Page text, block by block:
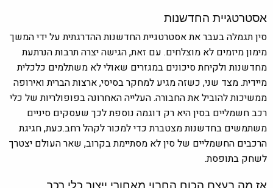
אסטרטגיית החדשנות
סין תגמלה בעבר את אסטרטגיית החדשנות ההדרגתית על ידי המשך
מימון מיזמים לא מוצלחים. עם זאת, הגישה יצרה תרבות הנרתעת
מחדשנות ולקיחת סיכונים במגזרים שאולי לא משתלמים כלכלית
מיידית. מצד שני, כשזה מגיע למחקר בסיסי, ארצות הברית ואירופה
ממשיכות להוביל את החבורה. העלייה האחרונה בפופולריות של כלי
רכב חשמליים בסין היא רק דוגמה נוספת לכך שעסקים סיניים
משתמשים בחדשנות מצטברת כדי למכור לקהל רחב.כעת, חגיגת
הרכבים החשמליים של סין לא מסתיימת בקרוב, שאר העולם יצטרך
לשחק בתופסת.
אז מה בעצם הכוח החבוי מאחורי ייצור כלי רכב